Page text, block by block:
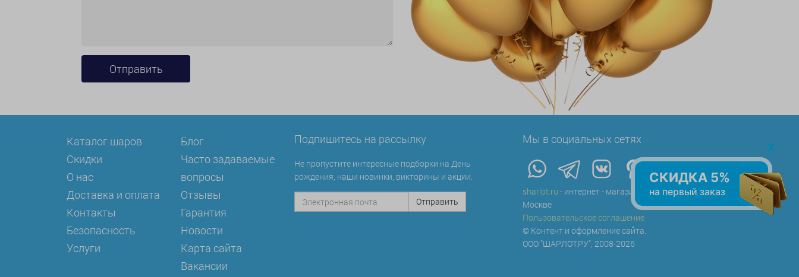
Каталог шаров
Скидки
О нас
Доставка и оплата
Контакты
Безопасность
Услуги
Блог
Часто задаваемые
вопросы
Отзывы
Гарантия
Новости
Карта сайта
Вакансии
Подпишитесь на рассылку
Не пропустите интересные подборки на День
рождения, наши новинки, викторины и акции.
Мы в социальных сетях
sharlot.ru - интернет - магазин воздушных шаров в
Москве
Пользовательское соглашение
© Контент и оформление сайта.
ООО "ШАРЛОТ.РУ", 2008-2026
x
СКИДКА 5%
на первый заказ